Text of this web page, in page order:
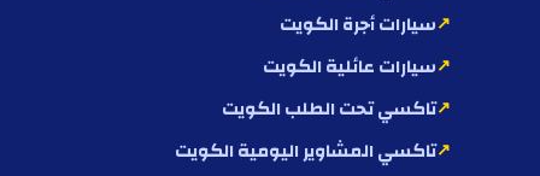
سيارات أجرة الكويت
سيارات عائلية الكويت
تاكسي تحت الطلب الكويت
تاكسي المشاوير اليومية الكويت